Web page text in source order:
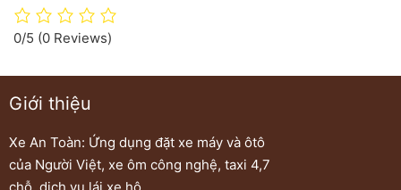
0/5 (0 Reviews)
Giới thiệu
Xe An Toàn: Ứng dụng đặt xe máy và ôtô
của Người Việt, xe ôm công nghệ, taxi 4,7